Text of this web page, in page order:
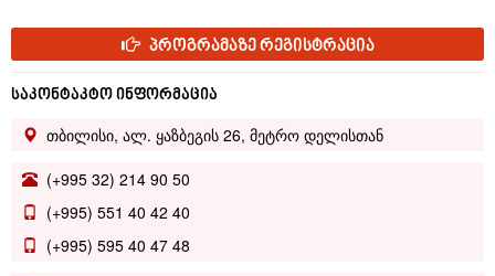
პროგრამაზე რეგისტრაცია
საკონტაკტო ინფორმაცია
თბილისი, ალ. ყაზბეგის 26, მეტრო დელისთან
(+995 32) 214 90 50
(+995) 551 40 42 40
(+995) 595 40 47 48